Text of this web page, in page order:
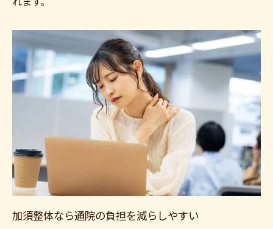
加須整体なら通院の負担を減らしやすい